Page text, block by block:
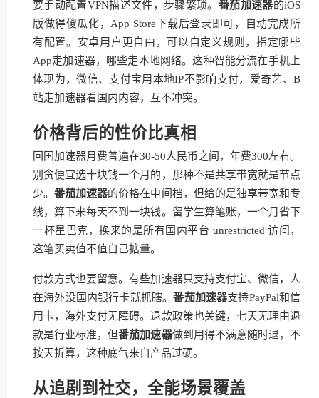
要手动配置VPN描述文件，步骤繁琐。 番茄加速器的iOS
版做得傻瓜化，App Store下载后登录即可，自动完成所
有配置。安卓用户更自由，可以自定义规则，指定哪些
App走加速器，哪些走本地网络。这种智能分流在手机上
体现为，微信、支付宝用本地IP不影响支付，爱奇艺、B
站走加速器看国内内容，互不冲突。
价格背后的性价比真相
回国加速器月费普遍在30-50人民币之间，年费300左右。
别贪便宜选十块钱一个月的，那种不是共享带宽就是节点
少。番茄加速器的价格在中间档，但给的是独享带宽和专
线，算下来每天不到一块钱。留学生算笔账，一个月省下
一杯星巴克，换来的是所有国内平台 unrestricted 访问，
这笔买卖值不值自己掂量。
付款方式也要留意。有些加速器只支持支付宝、微信，人
在海外没国内银行卡就抓瞎。番茄加速器支持PayPal和信
用卡，海外支付无障碍。退款政策也关键，七天无理由退
款是行业标准，但番茄加速器做到用得不满意随时退，不
按天折算，这种底气来自产品过硬。
从追剧到社交，全能场景覆盖